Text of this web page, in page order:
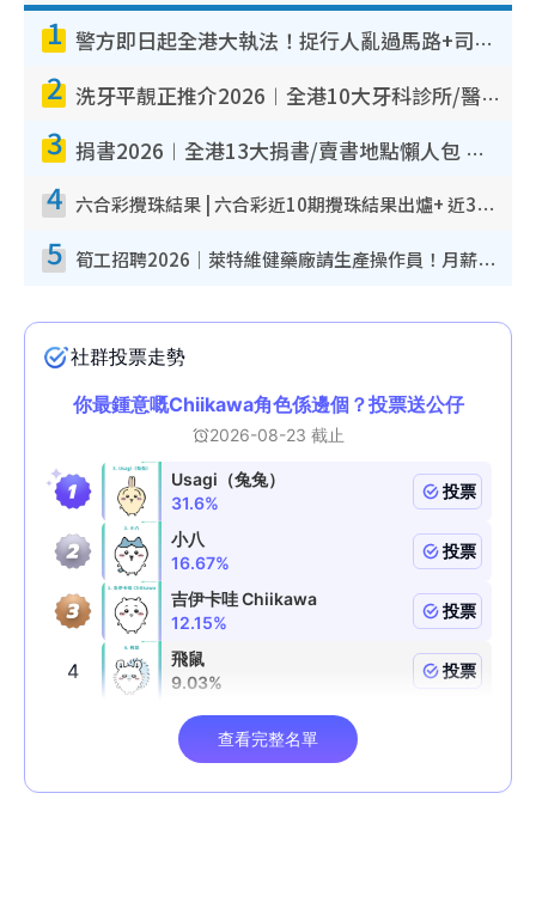
1 警方即日起全港大執法！捉行人亂過馬路+司機不專注駕駛！亂過馬路罰$2000
2 洗牙平靚正推介2026︱全港10大牙科診所/醫院懶人包 夜診至8點/鎮靜潔牙/醫療券適用
3 捐書2026︱全港13大捐書/賣書地點懶人包 二手課本最高$150＋舊書換免費咖啡/戲票
4 六合彩攪珠結果 | 六合彩近10期攪珠結果出爐+ 近30期最旺熱門中獎號碼
5 筍工招聘2026｜萊特維健藥廠請生產操作員！月薪高達$1.7萬 冷氣廠房/五天工作/保證雙糧